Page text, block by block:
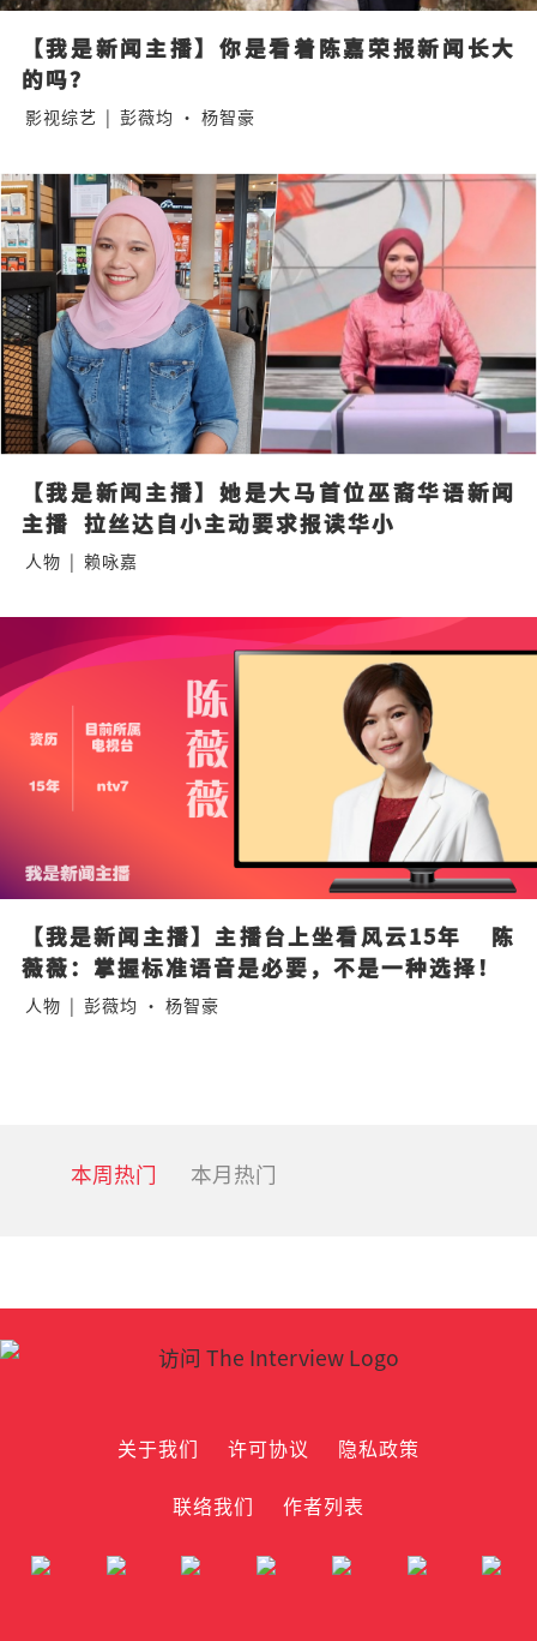
【我是新闻主播】你是看着陈嘉荣报新闻长大
的吗？
影视综艺 | 彭薇均 · 杨智豪
【我是新闻主播】她是大马首位巫裔华语新闻
主播  拉丝达自小主动要求报读华小
人物 | 赖咏嘉
【我是新闻主播】主播台上坐看风云15年    陈
薇薇：掌握标准语音是必要，不是一种选择！
人物 | 彭薇均 · 杨智豪
本周热门 本月热门
关于我们 许可协议
隐私政策
联络我们
作者列表